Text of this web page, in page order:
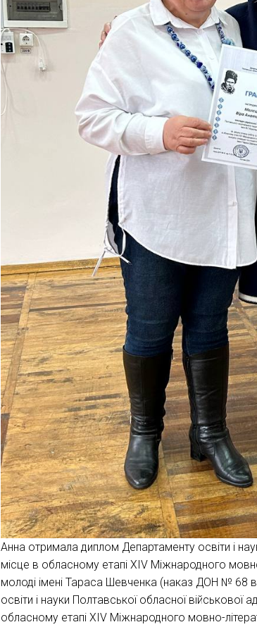
Анна отримала диплом Департаменту освіти і
місце в обласному етапі XІV Міжнародного
молоді імені Тараса Шевченка (наказ ДОН № 68
освіти і науки Полтавської обласної військової
обласному етапі XІV Міжнародного мовно-